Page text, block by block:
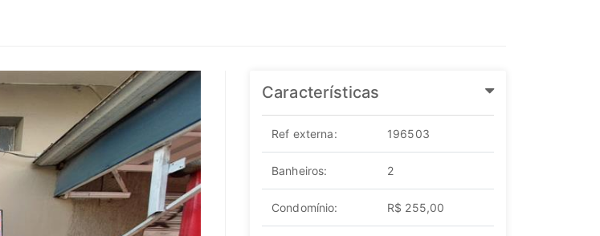
Características
Ref externa: 196503
Banheiros: 2
Condomínio: R$ 255,00